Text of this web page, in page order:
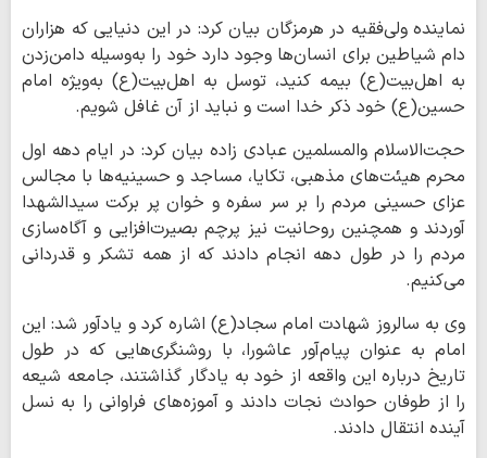
نماینده ولی‌فقیه در هرمزگان بیان کرد: در این دنیایی که هزاران
دام شیاطین برای انسان‌ها وجود دارد خود را به‌وسیله دامن‌زدن
به اهل‌بیت(ع) بیمه کنید، توسل به اهل‌بیت(ع) به‌ویژه امام
حسین(ع) خود ذکر خدا است و نباید از آن غافل شویم.
حجت‌الاسلام والمسلمین عبادی زاده بیان کرد: در ایام دهه اول
محرم هیئت‌های مذهبی، تکایا، مساجد و حسینیه‌ها با مجالس
عزای حسینی مردم را بر سر سفره و خوان پر برکت سیدالشهدا
آوردند و همچنین روحانیت نیز پرچم بصیرت‌افزایی و آگاه‌سازی
مردم را در طول دهه انجام دادند که از همه تشکر و قدردانی
می‌کنیم.
وی به سالروز شهادت امام سجاد(ع) اشاره کرد و یادآور شد: این
امام به عنوان پیام‌آور عاشورا، با روشنگری‌هایی که در طول
تاریخ درباره این واقعه از خود به یادگار گذاشتند، جامعه شیعه
را از طوفان حوادث نجات دادند و آموزه‌های فراوانی را به نسل
آینده انتقال دادند.